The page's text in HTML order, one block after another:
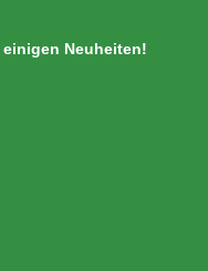
einigen Neuheiten!